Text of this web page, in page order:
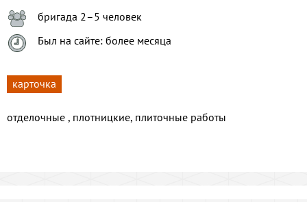
бригада 2–5 человек
Был на сайте: более месяца
карточка
отделочные , плотницкие, плиточные работы